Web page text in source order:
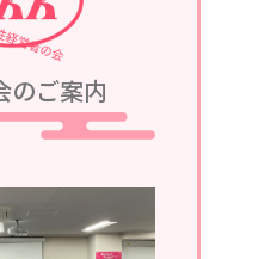
和5・6年度第2回
、グランドエクシ
のご案内